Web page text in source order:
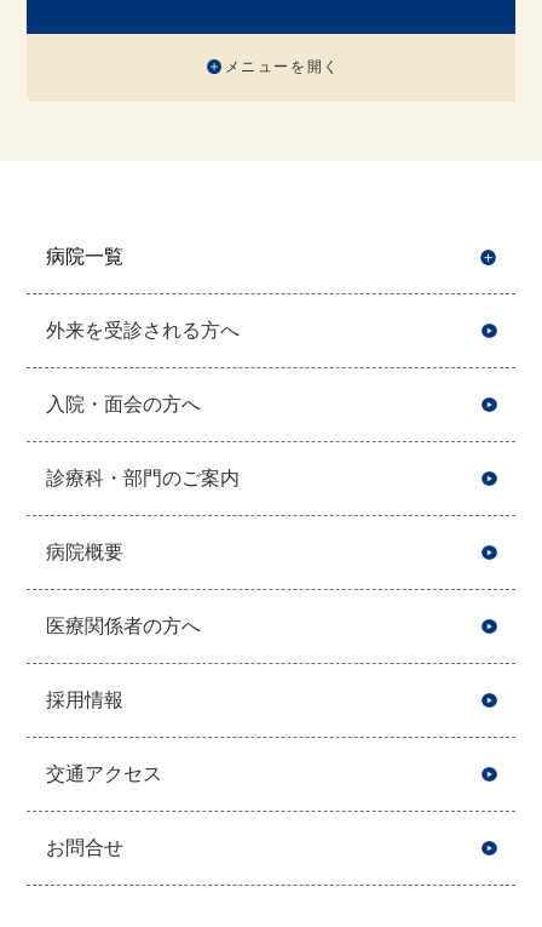
メニューを開く
病院一覧
外来を受診される方へ
入院・面会の方へ
診療科・部門のご案内
病院概要
医療関係者の方へ
採用情報
交通アクセス
お問合せ